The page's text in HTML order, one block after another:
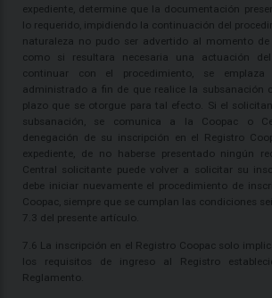
expediente, determine que la documentación
lo requerido, impidiendo la continuación del
naturaleza no pudo ser advertido al momento de
como si resultara necesaria una actuación
continuar con el procedimiento, se emplaza
administrado a fin de que realice la subsanación
plazo que se otorgue para tal efecto. Si el
subsanación, se comunica a la Coopac o
denegación de su inscripción en el Registro
expediente, de no haberse presentado ningún
Central solicitante puede volver a solicitar su
debe iniciar nuevamente el procedimiento de
Coopac, siempre que se cumplan las condiciones
7.3 del presente artículo.
7.6 La inscripción en el Registro Coopac solo
los requisitos de ingreso al Registro
Reglamento.